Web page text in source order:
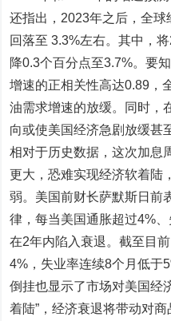
还指出，2023年之后，全
回落至 3.3%左右。其中，
降0.3个百分点至3.7%。要
增速的正相关性高达0.89，
油需求增速的放缓。
同时，
向或使美国经济急剧放缓甚
相对于历史数据，这次加息
更大，恐难实现经济软着陆
弱。 美国前财长萨默斯日前
律，每当美国通胀超过4%
在2年内陷入衰退。截至目
4%，失业率连续8个月低于
倒挂也显示了市场对美国经
着陆”，经济衰退将带动对